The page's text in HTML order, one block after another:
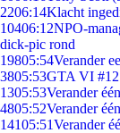
2206:14Klacht
10406:12NPO-
dick-pic rond
19805:54Verander
3805:53GTA VI
1305:53Verander
4805:52Verander
14105:51Verander